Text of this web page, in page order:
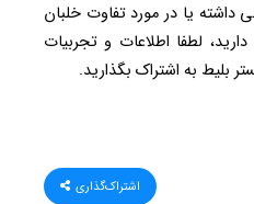
داشته یا در مورد تفاوت خلبان
لطفا اطلاعات و تجربیات
بلیط به اشتراک بگذارید.
اشتراک‌گذاری